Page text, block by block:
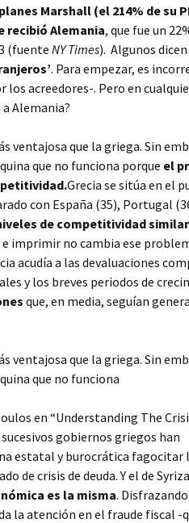
Marshall (el 214% de su
recibió Alemania, que fue un
(fuenteNY Times). Algunos dicen
. Para empezar, es
acreedores-. Pero en
Alemania?
ventajosa que la griega. Sin
que no funciona porque el
Grecia se sitúa en el
con España (35), Portugal
de competitividad
e imprimir no cambia ese
acudía a las devaluaciones
y los breves periodos de
que, en media, seguían
ventajosa que la griega. Sin
que no funciona
en “Understanding The
gobiernos griegos han
estatal y burocrática fagocitar
de crisis de deuda. Y el de
es la misma. Disfrazando
la atención en el fraude fiscal -